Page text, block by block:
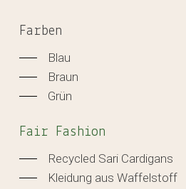
Farben
Blau
Braun
Grün
Fair Fashion
Recycled Sari Cardigans
Kleidung aus Waffelstoff